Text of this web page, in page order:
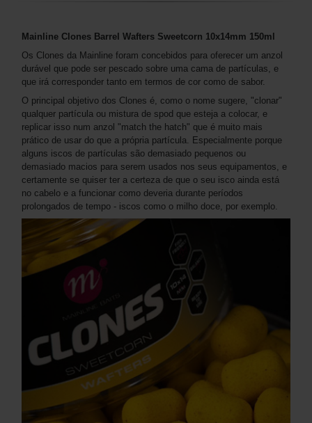
Mainline Clones Barrel Wafters Sweetcorn 10x14mm 150ml
Os Clones da Mainline foram concebidos para oferecer um anzol
durável que pode ser pescado sobre uma cama de partículas, e
que irá corresponder tanto em termos de cor como de sabor.
O principal objetivo dos Clones é, como o nome sugere, "clonar"
qualquer partícula ou mistura de spod que esteja a colocar, e
replicar isso num anzol "match the hatch" que é muito mais
prático de usar do que a própria partícula. Especialmente porque
alguns iscos de partículas são demasiado pequenos ou
demasiado macios para serem usados nos seus equipamentos, e
certamente se quiser ter a certeza de que o seu isco ainda está
no cabelo e a funcionar como deveria durante períodos
prolongados de tempo - iscos como o milho doce, por exemplo.